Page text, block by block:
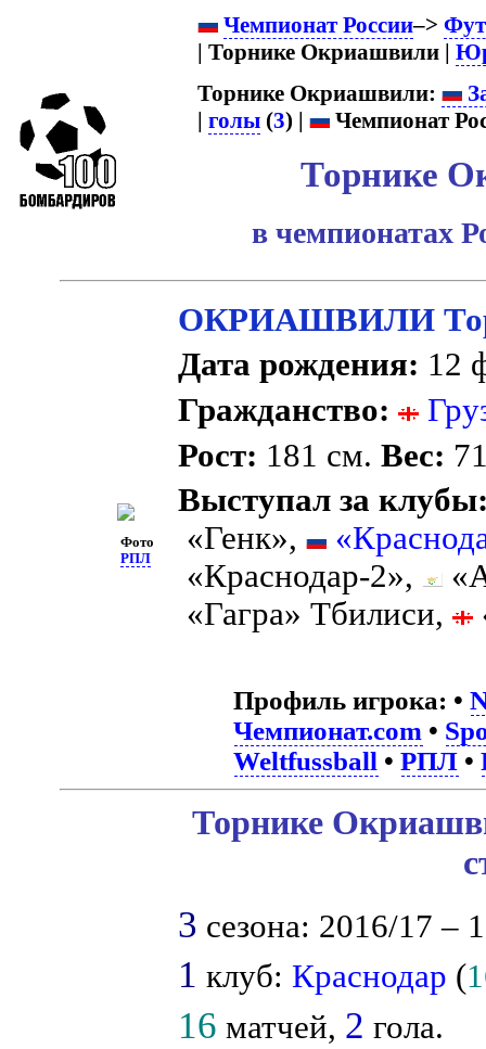
Чемпионат России–>
| Торнике Окриашвили |
Торнике Окриашвили:
| голы (3) | Чемпионат
Торнике
в чемпионатах
Фото
РПЛ
ОКРИАШВИЛИ
Дата рождения: 12
Гражданство:
Рост: 181 см.Вес:
Выступал за
«Генк»,
«Краснодар-2»,
«Гагра» Тбилиси,
Профиль игрока: •
Чемпионат.com •
Weltfussball •РПЛ •
Торнике
3 сезона: 2016/17 –
1 клуб: Краснодар (
16 матчей, 2 гола.